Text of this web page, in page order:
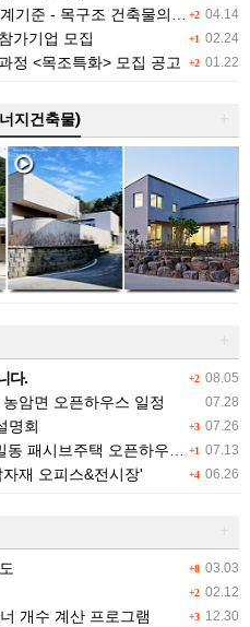
+2 04.14
구조 건축물의 열관류율 계산
+1 02.24
가기업 모집
+2 01.22
정 <목조특화> 모집 공고
지건축물)
+2 08.05
다.
07.28
암면 오픈하우스 일정
+3 07.26
명회
+1 07.13
주택 오픈하우스 (7/25 (토))
+4 06.26
재 오피스&전시장'
+8 03.03
+2 02.12
+3 12.30
개수 계산 프로그램